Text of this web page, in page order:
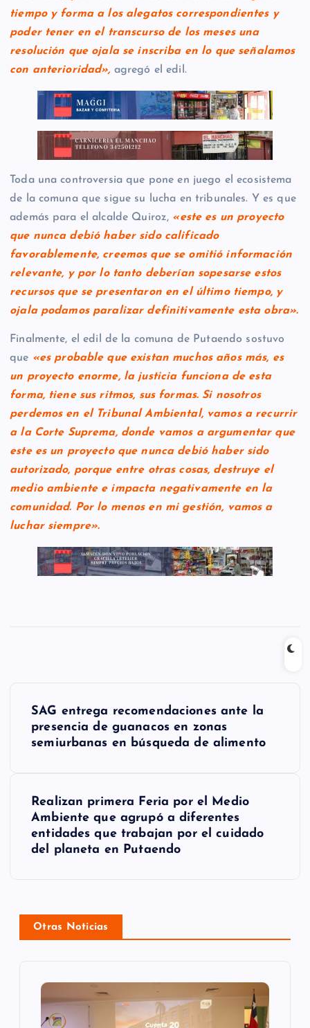
tiempo y forma a los alegatos correspondientes y
poder tener en el transcurso de los meses una
resolución que ojala se inscriba en lo que señalamos
con anterioridad»,agregó el edil.
Toda una controversia que pone en juego el ecosistema
de la comuna que sigue su lucha en tribunales. Y es que
además para el alcalde Quiroz, «este es un proyecto
que nunca debió haber sido calificado
favorablemente, creemos que se omitió información
relevante, y por lo tanto deberían sopesarse estos
recursos que se presentaron en el último tiempo, y
ojala podamos paralizar definitivamente esta obra».
Finalmente, el edil de la comuna de Putaendo sostuvo
que «es probable que existan muchos años más, es
un proyecto enorme, la justicia funciona de esta
forma, tiene sus ritmos, sus formas. Si nosotros
perdemos en el Tribunal Ambiental, vamos a recurrir
a la Corte Suprema, donde vamos a argumentar que
este es un proyecto que nunca debió haber sido
autorizado, porque entre otras cosas, destruye el
medio ambiente e impacta negativamente en la
comunidad. Por lo menos en mi gestión, vamos a
luchar siempre».
ó
n
SAG entrega recomendaciones ante la
presencia de guanacos en zonas
semiurbanas en búsqueda de alimento
Realizan primera Feria por el Medio
Ambiente que agrupó a diferentes
entidades que trabajan por el cuidado
del planeta en Putaendo
Otras Noticias